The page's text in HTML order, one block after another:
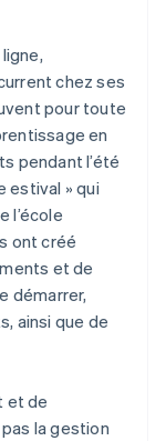
chez ses
pour toute
en
pendant l’été
estival » qui
l’école
ont créé
et de
démarrer,
ainsi que de
et de
la gestion